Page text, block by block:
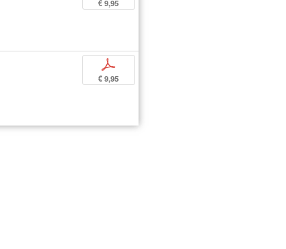
€ 9,95
p
€ 9,95